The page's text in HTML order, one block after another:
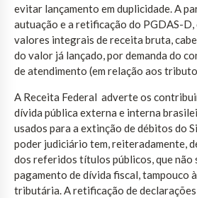
evitar lançamento em duplicidade. A
autuação e a retificação do PGDAS-D,
valores integrais de receita bruta,
do valor já lançado, por demanda do
de atendimento (em relação aos
A Receita Federal adverte os
dívida pública externa e interna
usados para a extinção de débitos do
poder judiciário tem, reiteradamente,
dos referidos títulos públicos, que não
pagamento de dívida fiscal, tampouco
tributária. A retificação de